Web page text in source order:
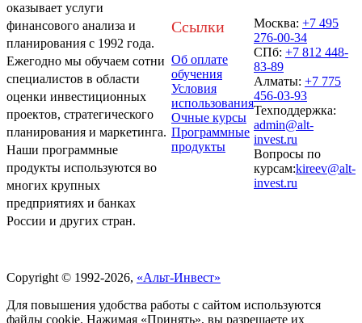
оказывает услуги
финансового анализа и
планирования с 1992 года.
Ежегодно мы обучаем сотни
специалистов в области
оценки инвестиционных
проектов, стратегического
планирования и маркетинга.
Наши программные
продукты используются во
многих крупных
предприятиях и банках
России и других стран.
Ссылки
Об оплате
обучения
Условия
использования
Очные курсы
Программные
продукты
Москва: +7 495
276-00-34
СПб: +7 812 448-
83-89
Алматы: +7 775
456-03-93
Техподдержка:
admin@alt-
invest.ru
Вопросы по
курсам:kireev@alt-
invest.ru
Copyright © 1992-2026, «Альт-Инвест»
Для повышения удобства работы с сайтом используются
файлы cookie. Нажимая «Принять», вы разрешаете их